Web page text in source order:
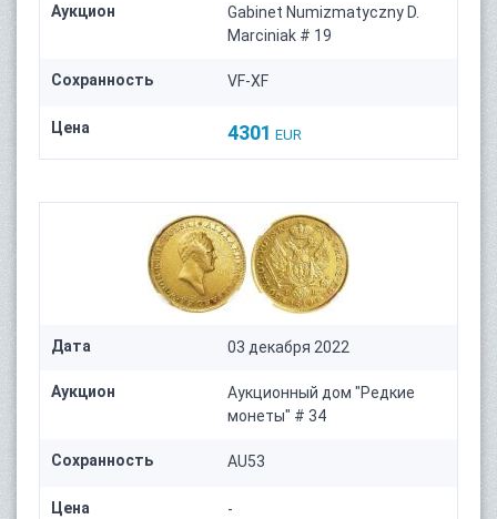
Аукцион
Gabinet Numizmatyczny D.
Marciniak # 19
Сохранность VF-XF
Цена 4301 EUR
Дата 03 декабря 2022
Аукцион
Аукционный дом "Редкие
монеты" # 34
Сохранность AU53
Цена -